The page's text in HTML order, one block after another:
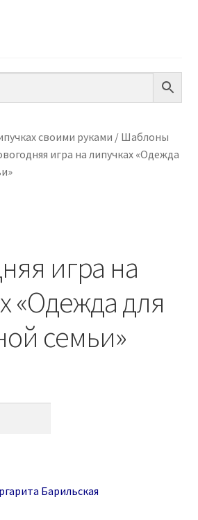
своими руками / Шаблоны
игра на липучках «Одежда
игра на
«Одежда для
семьи»
Барильская